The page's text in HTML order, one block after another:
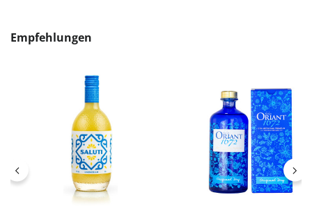
Produktgalerie überspringen
Empfehlungen